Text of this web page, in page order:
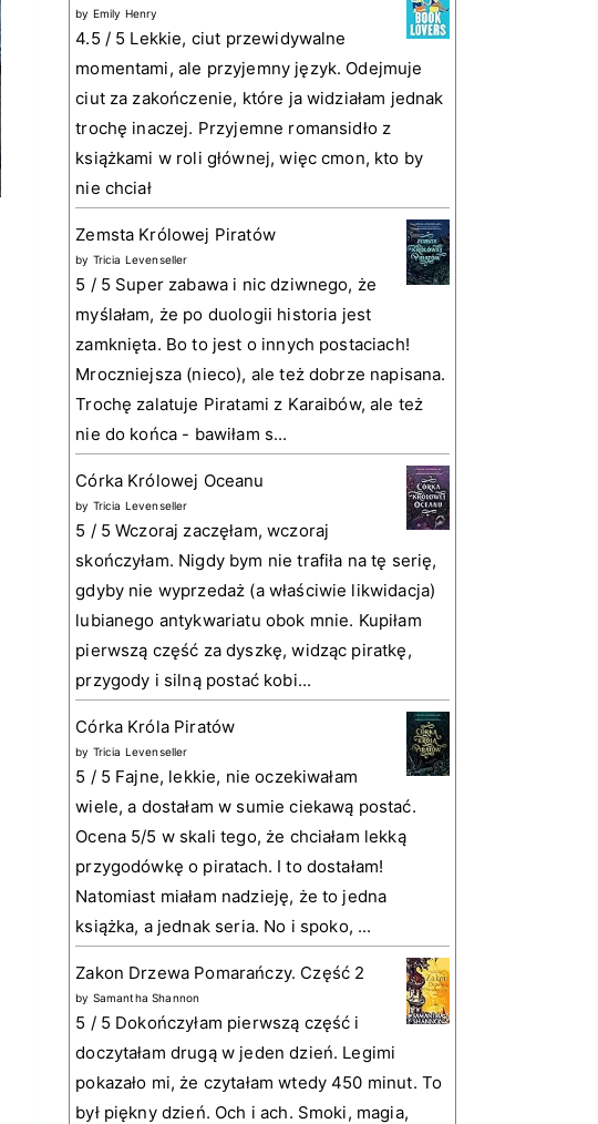
by Emily Henry
4.5 / 5 Lekkie, ciut przewidywalne
momentami, ale przyjemny język. Odejmuje
ciut za zakończenie, które ja widziałam jednak
trochę inaczej. Przyjemne romansidło z
książkami w roli głównej, więc cmon, kto by
nie chciał
Zemsta Królowej Piratów
by Tricia Levenseller
5 / 5 Super zabawa i nic dziwnego, że
myślałam, że po duologii historia jest
zamknięta. Bo to jest o innych postaciach!
Mroczniejsza (nieco), ale też dobrze napisana.
Trochę zalatuje Piratami z Karaibów, ale też
nie do końca - bawiłam s...
Córka Królowej Oceanu
by Tricia Levenseller
5 / 5 Wczoraj zaczęłam, wczoraj
skończyłam. Nigdy bym nie trafiła na tę serię,
gdyby nie wyprzedaż (a właściwie likwidacja)
lubianego antykwariatu obok mnie. Kupiłam
pierwszą część za dyszkę, widząc piratkę,
przygody i silną postać kobi...
Córka Króla Piratów
by Tricia Levenseller
5 / 5 Fajne, lekkie, nie oczekiwałam
wiele, a dostałam w sumie ciekawą postać.
Ocena 5/5 w skali tego, że chciałam lekką
przygodówkę o piratach. I to dostałam!
Natomiast miałam nadzieję, że to jedna
książka, a jednak seria. No i spoko, ...
Zakon Drzewa Pomarańczy. Część 2
by Samantha Shannon
5 / 5 Dokończyłam pierwszą część i
doczytałam drugą w jeden dzień. Legimi
pokazało mi, że czytałam wtedy 450 minut. To
był piękny dzień. Och i ach. Smoki, magia,